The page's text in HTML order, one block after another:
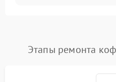
Постоянные сбои в работе
Этапы ремонта